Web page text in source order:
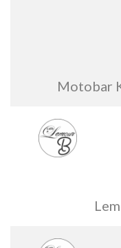
Motobar